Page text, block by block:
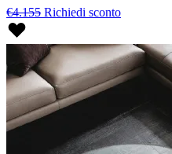
€4.155 Richiedi sconto